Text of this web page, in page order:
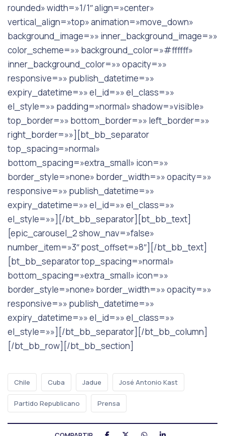
rounded» width=»1/1″ align=»center»
vertical_align=»top» animation=»move_down»
background_image=»» inner_background_image=»»
color_scheme=»» background_color=»#ffffff»
inner_background_color=»» opacity=»»
responsive=»» publish_datetime=»»
expiry_datetime=»» el_id=»» el_class=»»
el_style=»» padding=»normal» shadow=»visible»
top_border=»» bottom_border=»» left_border=»»
right_border=»»][bt_bb_separator
top_spacing=»normal»
bottom_spacing=»extra_small» icon=»»
border_style=»none» border_width=»» opacity=»»
responsive=»» publish_datetime=»»
expiry_datetime=»» el_id=»» el_class=»»
el_style=»»][/bt_bb_separator][bt_bb_text]
[epic_carousel_2 show_nav=»false»
number_item=»3″ post_offset=»8″][/bt_bb_text]
[bt_bb_separator top_spacing=»normal»
bottom_spacing=»extra_small» icon=»»
border_style=»none» border_width=»» opacity=»»
responsive=»» publish_datetime=»»
expiry_datetime=»» el_id=»» el_class=»»
el_style=»»][/bt_bb_separator][/bt_bb_column]
[/bt_bb_row][/bt_bb_section]
Chile Cuba Jadue José Antonio Kast
Partido Republicano Prensa